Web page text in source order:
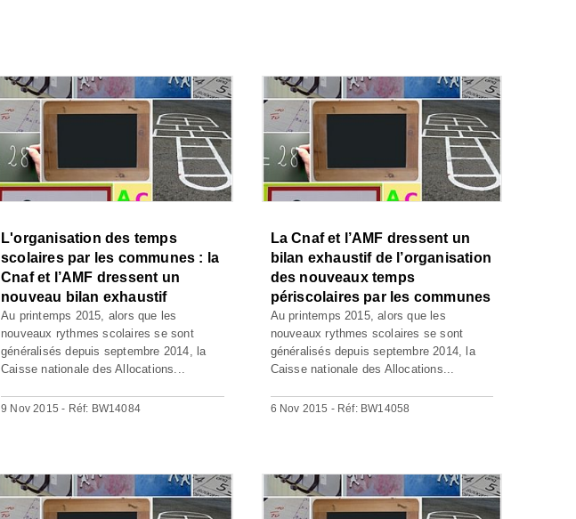
L'organisation des temps
scolaires par les communes : la
Cnaf et l’AMF dressent un
nouveau bilan exhaustif
Au printemps 2015, alors que les
nouveaux rythmes scolaires se sont
généralisés depuis septembre 2014, la
Caisse nationale des Allocations...
9 Nov 2015 - Réf: BW14084
La Cnaf et l’AMF dressent un
bilan exhaustif de l’organisation
des nouveaux temps
périscolaires par les communes
Au printemps 2015, alors que les
nouveaux rythmes scolaires se sont
généralisés depuis septembre 2014, la
Caisse nationale des Allocations...
6 Nov 2015 - Réf: BW14058